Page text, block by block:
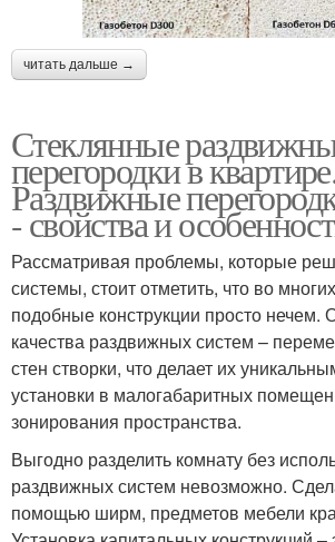
читать дальше →
Стеклянные
перегородки в
Раздвижные
- свойства и
Рассматривая проблемы, которые
системы, стоит отметить, что во
подобные конструкции просто нечем.
качества раздвижных систем –
стен створки, что делает их
установки в малогабаритных
зонирования пространства.
Выгодно разделить комнату без
раздвижных систем невозможно.
помощью ширм, предметов мебели